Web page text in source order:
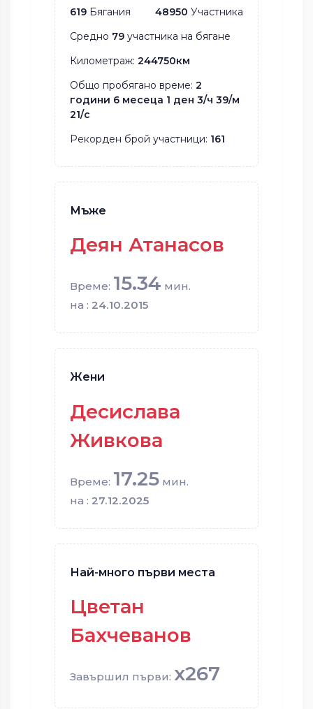
619 Бягания 48950 Участника
Средно 79 участника на бягане
Километраж: 244750км
Общо пробягано време: 2
години 6 месеца 1 ден 3/ч 39/м
21/с
Рекорден брой участници: 161
Мъже
Деян Атанасов
Време: 15.34 мин.
на : 24.10.2015
Жени
Десислава
Живкова
Време: 17.25 мин.
на : 27.12.2025
Най-много първи места
Цветан
Бахчеванов
Завършил първи: x267